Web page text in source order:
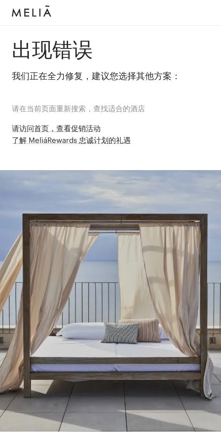
出现错误
我们正在全力修复，建议您选择其他方案：
请在当前页面重新搜索，查找适合的酒店
请访问首页，查看促销活动
了解 MeliáRewards 忠诚计划的礼遇